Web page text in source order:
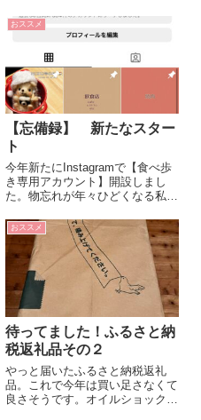
おススメ
【忘備録】 新たなスター
ト
今年新たにInstagramで【食べ歩
き専用アカウント】開設しまし
た。物忘れが年々ひどくなる私。
おススメ
待ってました！ふるさと納
税返礼品その２
やっと届いたふるさと納税返礼
品。これで今年は買い足さなくて
良さそうです。オイルショックも